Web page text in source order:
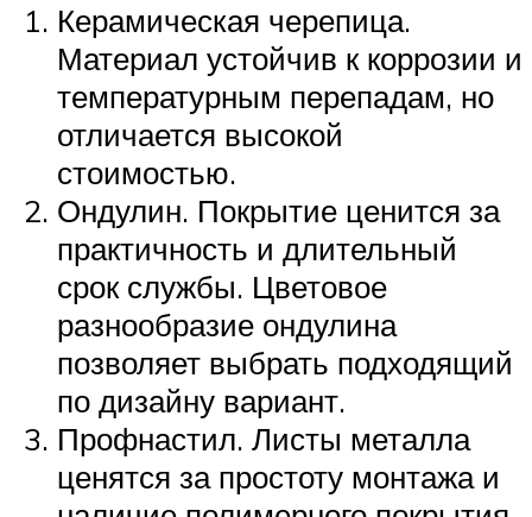
Керамическая черепица.
Материал устойчив к коррозии и
температурным перепадам, но
отличается высокой
стоимостью.
Ондулин. Покрытие ценится за
практичность и длительный
срок службы. Цветовое
разнообразие ондулина
позволяет выбрать подходящий
по дизайну вариант.
Профнастил. Листы металла
ценятся за простоту монтажа и